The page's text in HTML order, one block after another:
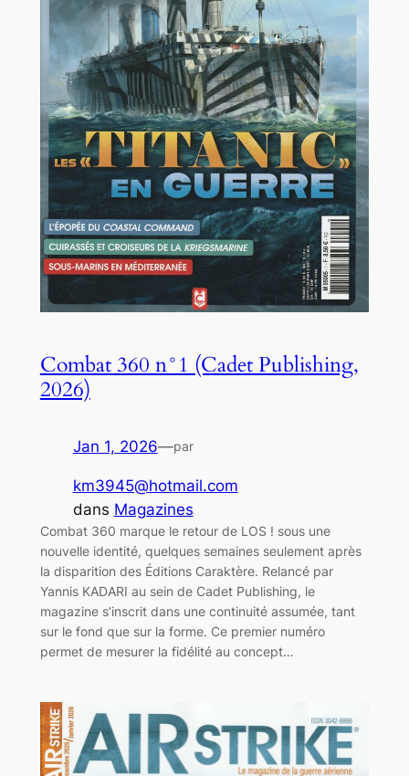
Combat 360 n°1 (Cadet Publishing,
2026)
Jan 1, 2026—par
km3945@hotmail.com
dans Magazines
Combat 360 marque le retour de LOS ! sous une
nouvelle identité, quelques semaines seulement après
la disparition des Éditions Caraktère. Relancé par
Yannis KADARI au sein de Cadet Publishing, le
magazine s’inscrit dans une continuité assumée, tant
sur le fond que sur la forme. Ce premier numéro
permet de mesurer la fidélité au concept…